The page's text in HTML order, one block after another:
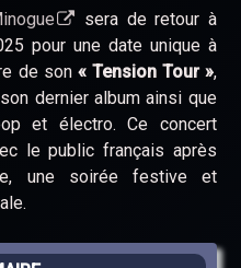
sera de retour à
pour une date unique à
de son « Tension Tour »,
dernier album ainsi que
et électro. Ce concert
le public français après
une soirée festive et